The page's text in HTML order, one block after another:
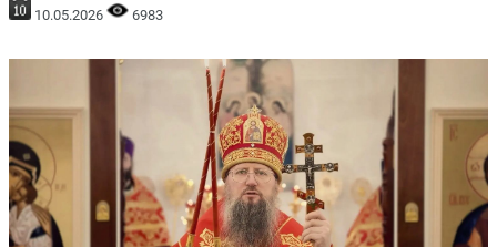
10.05.2026 6983